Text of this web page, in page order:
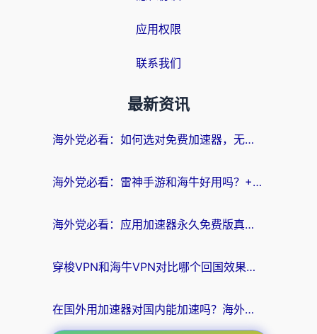
应用权限
联系我们
最新资讯
海外党必看：如何选对免费加速器，无缝访问国内资源不踩坑？
海外党必看：雷神手游和海牛好用吗？+3款热门加速器实测对比，附番茄加速器无缝回国指南
海外党必看：应用加速器永久免费版真的存在吗？教你选对回国加速器无缝刷国内资源
穿梭VPN和海牛VPN对比哪个回国效果更好？海外华人亲测3款热门加速器+避坑指南
在国外用加速器对国内能加速吗？海外党亲测有效的无缝访问指南